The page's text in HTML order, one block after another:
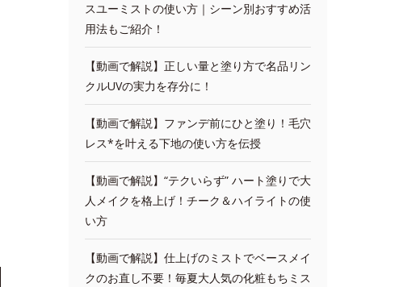
スユーミストの使い方｜シーン別おすすめ活
用法もご紹介！
【動画で解説】正しい量と塗り方で名品リン
クルUVの実力を存分に！
【動画で解説】ファンデ前にひと塗り！毛穴
レス*を叶える下地の使い方を伝授
【動画で解説】“テクいらず” ハート塗りで大
人メイクを格上げ！チーク＆ハイライトの使
い方
【動画で解説】仕上げのミストでベースメイ
クのお直し不要！毎夏大人気の化粧もちミス